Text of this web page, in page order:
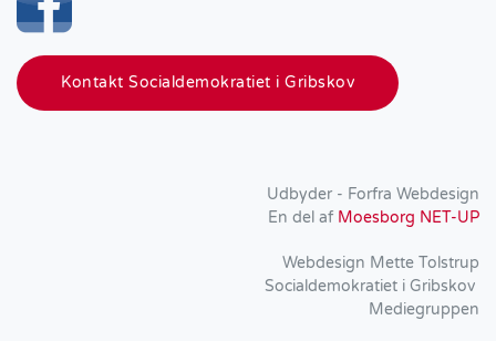
Kontakt Socialdemokratiet i Gribskov
Udbyder - Forfra Webdesign
En del af Moesborg NET-UP
Webdesign Mette Tolstrup
Socialdemokratiet i Gribskov
Mediegruppen